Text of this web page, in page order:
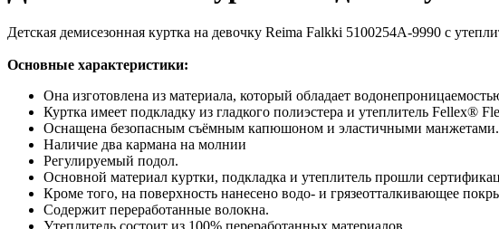
Детская демисезонная куртка на девочку Reima Falkki 5100254A-9990 с
Основные характеристики:
Она изготовлена из материала, который обладает
Куртка имеет подкладку из гладкого полиэстера и утеплитель Fellex®
Оснащена безопасным съёмным капюшоном и эластичными манжетами.
Наличие два кармана на молнии
Регулируемый подол.
Основной материал куртки, подкладка и утеплитель прошли
Кроме того, на поверхность нанесено водо- и грязеотталкивающее
Содержит переработанные волокна.
Утеплитель состоит из 100% переработанных материалов